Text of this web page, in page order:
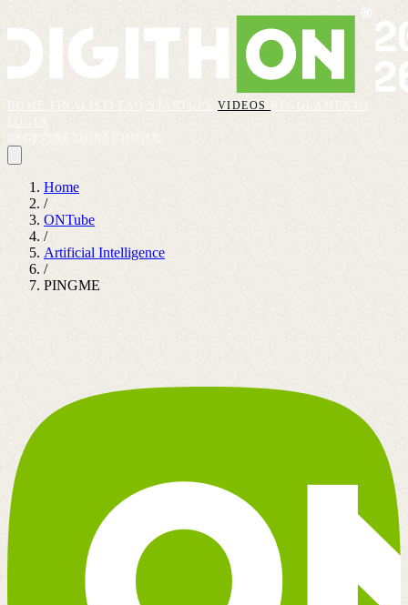
VIDEOS
REGOLAMENTO
Home
/
ONTube
/
Artificial Intelligence
/
PINGME